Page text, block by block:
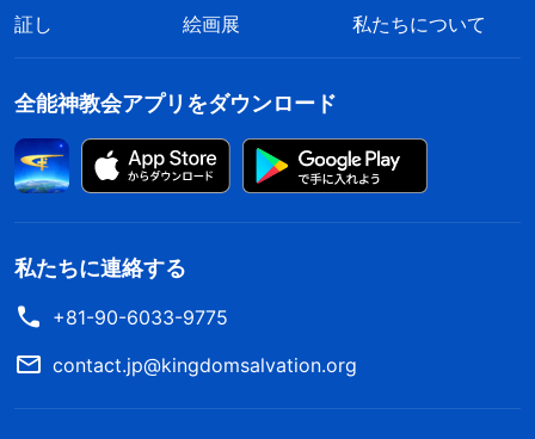
証し
絵画展 私たちについて
全能神教会アプリをダウンロード
私たちに連絡する
+81-90-6033-9775
contact.jp@kingdomsalvation.org